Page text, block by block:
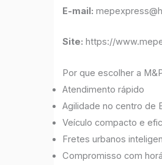
E-mail:
Site: https://
Por que escolher a
Atendimento rápido
Agilidade no centro de
Veículo compacto e
Fretes urbanos
Compromisso com